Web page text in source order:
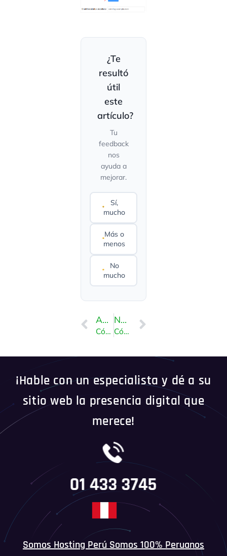
¿Te
resultó
útil
este
artículo?
Tu
feedback
nos
ayuda a
mejorar.
Sí,
mucho
Más o
menos
No
mucho
ANTERIOR
Cómo instalar Concrete CMS a través de Softaculous en cPanel
NEXT
Cómo instalar CMS de forma sencilla a través de Softaculous en cPanel
¡Hable con un especialista y dé a su
sitio web la presencia digital que
merece!
01 433 3745
Somos Hosting Perú Somos 100% Peruanos